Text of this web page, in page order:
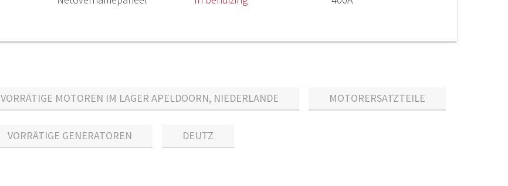
VORRÄTIGE MOTOREN IM LAGER APELDOORN, NIEDERLANDE MOTORERSATZTEILE
VORRÄTIGE GENERATOREN DEUTZ